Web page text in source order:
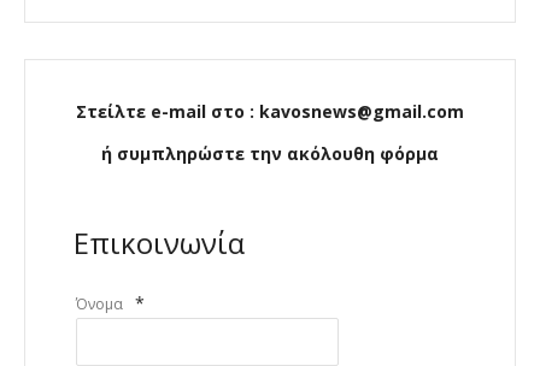
Στείλτε e-mail στο : kavosnews@gmail.com
ή συμπληρώστε την ακόλουθη φόρμα
Επικοινωνία
Όνομα *